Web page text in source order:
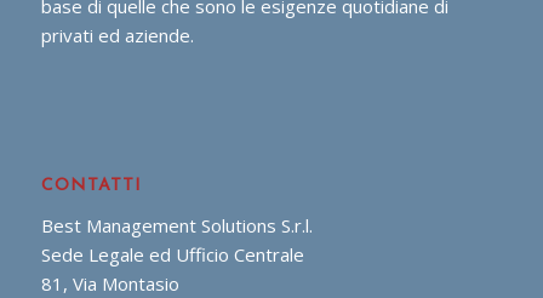
base di quelle che sono le esigenze quotidiane di
privati ed aziende.
CONTATTI
Best Management Solutions S.r.l.
Sede Legale ed Ufficio Centrale
81, Via Montasio